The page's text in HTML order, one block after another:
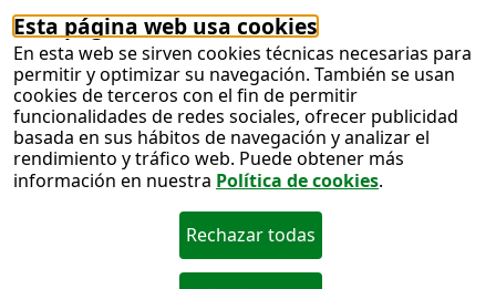
Esta página web usa cookies
En esta web se sirven cookies técnicas necesarias para
permitir y optimizar su navegación. También se usan
cookies de terceros con el fin de permitir
funcionalidades de redes sociales, ofrecer publicidad
basada en sus hábitos de navegación y analizar el
rendimiento y tráfico web. Puede obtener más
información en nuestra Política de cookies.